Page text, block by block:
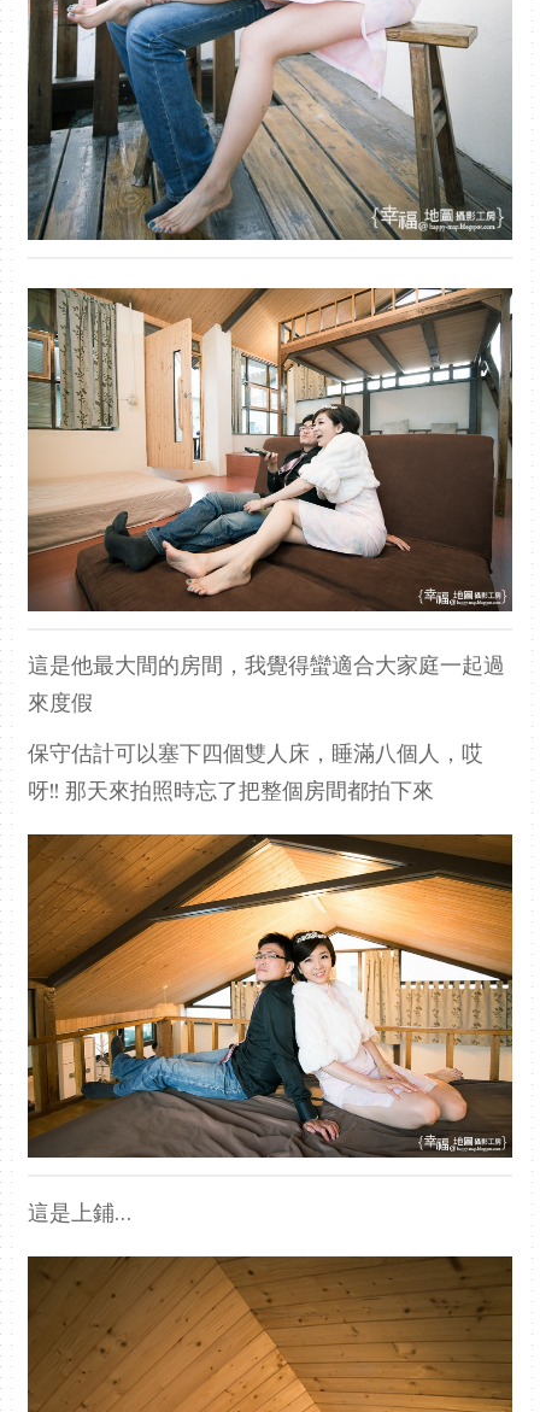
這是他最大間的房間，我覺得蠻適合大家庭一起過
來度假
保守估計可以塞下四個雙人床，睡滿八個人，哎
呀!! 那天來拍照時忘了把整個房間都拍下來
這是上鋪…